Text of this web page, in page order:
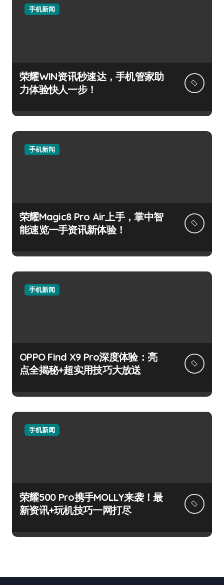
手机新闻
荣耀WIN资讯秒速达，手机管家助
力体验快人一步！
手机新闻
荣耀Magic8 Pro Air上手，掌中智
能速览一手资讯新体验！
手机新闻
OPPO Find X9 Pro深度体验：亮
点全揭秘+超实用技巧大放送
手机新闻
荣耀500 Pro携手MOLLY来袭！最
新资讯+玩机技巧一网打尽